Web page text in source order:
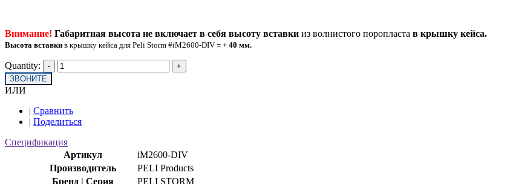
Внимание! Габаритная высота не включает в себя высоту вставки из волнистого поропласта в крышку кейса.
Высота вставки в крышку кейса для Peli Storm #iM2600-DIV = + 40 мм.
Quantity:
ЗВОНИТЕ
ИЛИ
| Сравнить
| Поделиться
Спецификация
Артикул
iM2600-DIV
Производитель
PELI Products
Бренд | Серия
PELI STORM